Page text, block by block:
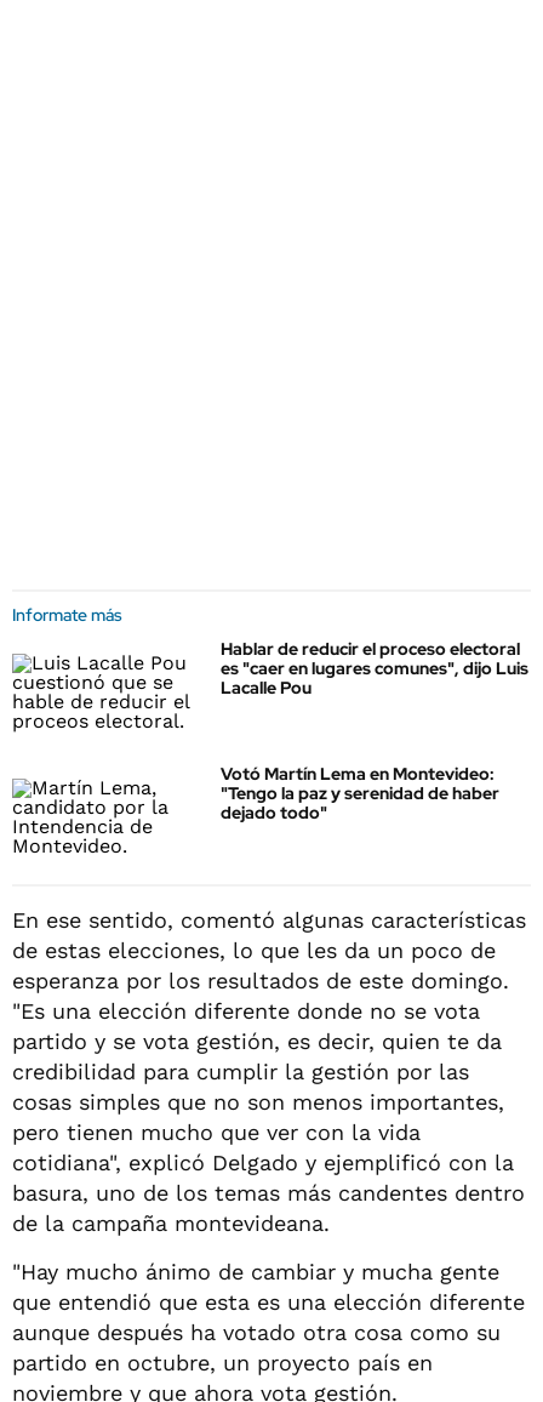
Informate más
Hablar de reducir el proceso electoral
es "caer en lugares comunes", dijo Luis
Lacalle Pou
Votó Martín Lema en Montevideo:
"Tengo la paz y serenidad de haber
dejado todo"
En ese sentido, comentó algunas características
de estas elecciones, lo que les da un poco de
esperanza por los resultados de este domingo.
"Es una elección diferente donde no se vota
partido y se vota gestión, es decir, quien te da
credibilidad para cumplir la gestión por las
cosas simples que no son menos importantes,
pero tienen mucho que ver con la vida
cotidiana", explicó Delgado y ejemplificó con la
basura, uno de los temas más candentes dentro
de la campaña montevideana.
"Hay mucho ánimo de cambiar y mucha gente
que entendió que esta es una elección diferente
aunque después ha votado otra cosa como su
partido en octubre, un proyecto país en
noviembre y que ahora vota gestión.